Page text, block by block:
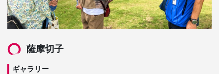
薩摩切子
ギャラリー